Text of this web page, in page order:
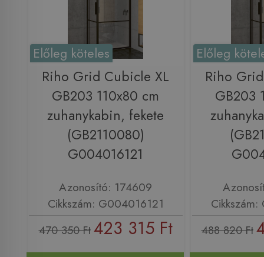
Előleg köteles
Riho Grid Cubicle XL
GB203 110x80 cm
zuhanykabin, fekete
(GB2110080)
G004016121
Azonosító: 174609
Cikkszám: G004016121
470 350 Ft 423 315 Ft
Előleg
Riho
GB203
488 820 Ft